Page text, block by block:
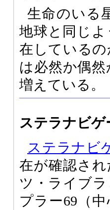
生命のいる
地球と同じ
在している
は必然か偶
増えている。
ステラナビゲ
ステラナビ
在が確認さ
ツ・ライブ
プラー69（